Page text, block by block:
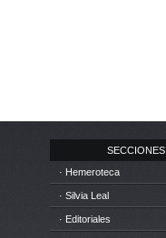
SECCIONES
· Hemeroteca
· Silvia Leal
· Editoriales